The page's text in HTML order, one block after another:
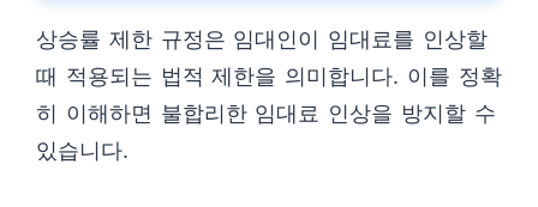
상승률 제한 규정은 임대인이 임대료를 인상할
때 적용되는 법적 제한을 의미합니다. 이를 정확
히 이해하면 불합리한 임대료 인상을 방지할 수
있습니다.